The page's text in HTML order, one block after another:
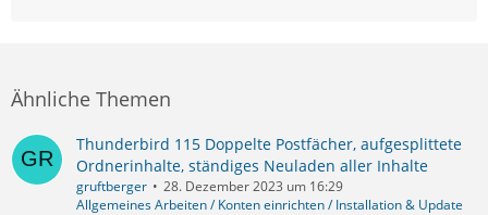
Ähnliche Themen
Thunderbird 115 Doppelte Postfächer, aufgesplittete
Ordnerinhalte, ständiges Neuladen aller Inhalte
gruftberger
28. Dezember 2023 um 16:29
Allgemeines Arbeiten / Konten einrichten / Installation & Update